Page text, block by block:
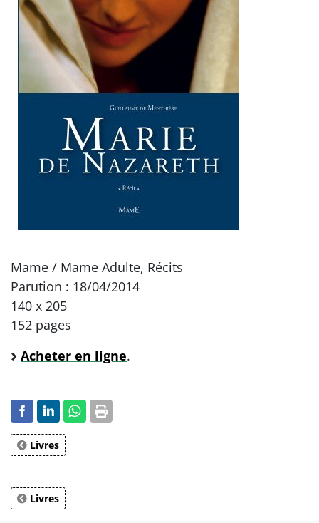
Mame / Mame Adulte, Récits
Parution : 18/04/2014
140 x 205
152 pages
Acheter en ligne.
Livres
Livres